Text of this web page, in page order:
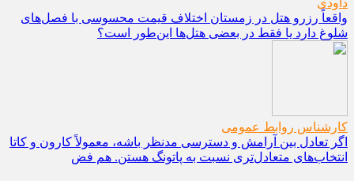
داودی
واقعاً رزرو هتل در زمستان اختلاف قیمت محسوسی با فصل‌های
شلوغ دارد یا فقط در بعضی هتل‌ها این‌طور است؟
کارشناس روابط عمومی
اگر تعادل بین آرامش و دسترسی مدنظر باشه، معمولاً کارون و کاتا
انتخاب‌های متعادل‌تری نسبت به پاتونگ هستن. هم فض